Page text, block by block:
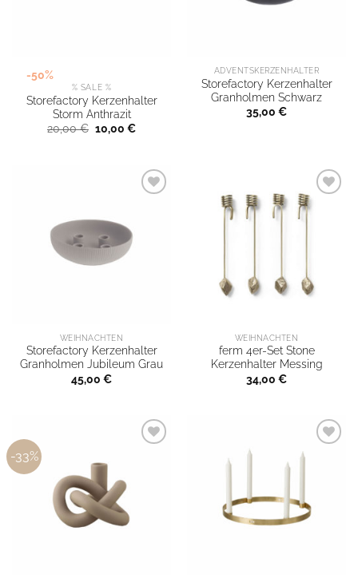
-50%
% SALE %
Storefactory Kerzenhalter
Storm Anthrazit
20,00€ Ursprünglicher
Preis
10,00€Aktueller
ADVENTSKERZENHALTER
Storefactory Kerzenhalter
Granholmen Schwarz
35,00 €
WEIHNACHTEN
Storefactory Kerzenhalter
Granholmen Jubileum Grau
45,00 €
WEIHNACHTEN
ferm 4er-Set Stone
Kerzenhalter Messing
34,00 €
-33%